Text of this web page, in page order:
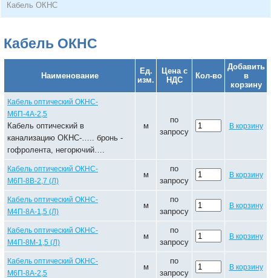
Кабель ОКНС
Кабель ОКНС
Наименование
Ед.
изм.
Цена с
НДС
Кол-во
Добавить
в
корзину
Кабель оптический ОКНС-
М6П-4А-2,5
Кабель оптический в
канализацию ОКНС-….. бронь -
гофролента, негорючий….
м
по
запросу
В корзину
Кабель оптический ОКНС-
М6П-8В-2,7 (Л)
м
по
запросу
В корзину
Кабель оптический ОКНС-
М4П-8А-1,5 (Л)
м
по
запросу
В корзину
Кабель оптический ОКНС-
М4П-8М-1,5 (Л)
м
по
запросу
В корзину
Кабель оптический ОКНС-
М6П-8А-2,5
м
по
запросу
В корзину